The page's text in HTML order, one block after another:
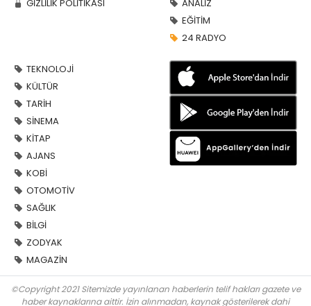
GİZLİLİK POLİTİKASI
ANALİZ
EĞİTİM
24 RADYO
TEKNOLOJİ
KÜLTÜR
TARİH
SİNEMA
KİTAP
AJANS
KOBİ
OTOMOTİV
SAĞLIK
BİLGİ
ZODYAK
MAGAZİN
©Copyright 2021 Sitemizde yayınlanan haberlerin telif hakları gazete ve
haber kaynaklarına aittir. İzin alınmadan, kaynak gösterilerek dahi